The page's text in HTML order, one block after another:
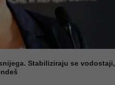
Stabiliziraju se vodostaji,